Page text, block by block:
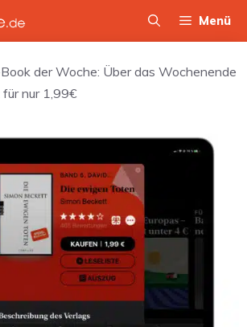
Menü
der Woche: Über das Wochenende
nur 1,99€